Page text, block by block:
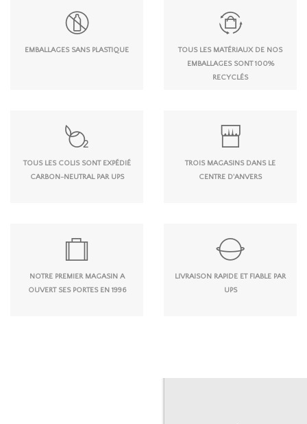
EMBALLAGES SANS PLASTIQUE
TOUS LES MATÉRIAUX DE NOS
EMBALLAGES SONT 100%
RECYCLÉS
TOUS LES COLIS SONT EXPÉDIÉ
CARBON-NEUTRAL PAR UPS
TROIS MAGASINS DANS LE
CENTRE D'ANVERS
NOTRE PREMIER MAGASIN A
OUVERT SES PORTES EN 1996
LIVRAISON RAPIDE ET FIABLE PAR
UPS